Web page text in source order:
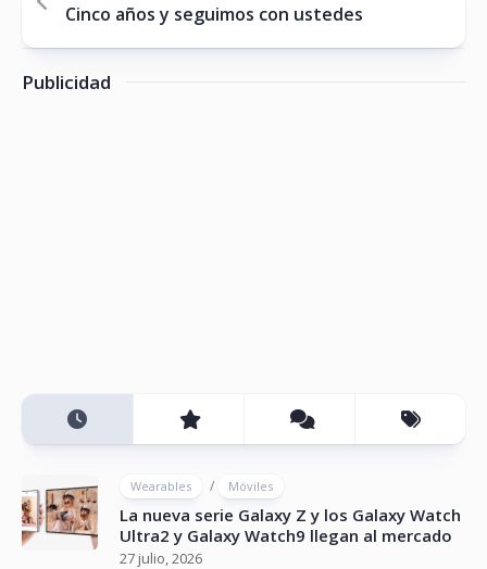
Cinco años y seguimos con ustedes
Publicidad
Wearables / Móviles
La nueva serie Galaxy Z y los Galaxy Watch
Ultra2 y Galaxy Watch9 llegan al mercado
27 julio, 2026